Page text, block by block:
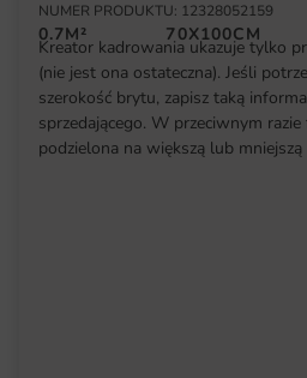
NUMER PRODUKTU: 12328052159
0.7M² 70X100CM
Kreator kadrowania ukazuje tylko
(nie jest ona ostateczna). Jeśli
szerokość brytu, zapisz taką
sprzedającego. W przeciwnym
podzielona na większą lub